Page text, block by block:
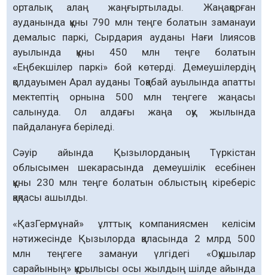
орталық алаң жаңғыртылады. Жаңақорған
ауданында құны 790 млн теңге болатын заманауи
демалыс паркі, Сырдария ауданы Нағи Ілиясов
ауылында құны 450 млн теңге болатын
«Еңбекшілер паркі» бой көтерді. Демеушілердің
қолдауымен Арал ауданы Тоқабай ауылында апатты
мектептің орнына 500 млн теңгеге жаңасы
салынуда. Ол алдағы жаңа оқу жылында
пайдалануға беріледі.
Сәуір айында Қызылорданың Түркістан
облысымен шекарасында демеушілік есебінен
құны 230 млн теңге болатын облыстың кіреберіс
қақпасы ашылды.
«ҚазГермұнай» ұлт­тық компаниясмен келі­сім
нәтижесінде Қызылорда қаласында 2 млрд 500
млн теңгеге замануи үлгідегі «Оқушылар
сарайының» құры­лысы осы жылдың шілде айында